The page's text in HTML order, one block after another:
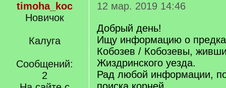
timoha_koc
Новичок
Калуга
Сообщений:
2
12 мар. 2019 14:46
Добрый день!
Ищу информацию о
Кобозев / Кобозевы,
Жиздринского уезда.
Рад любой информации,